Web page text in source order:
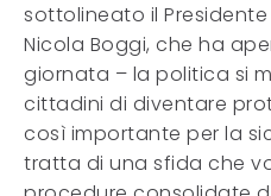
sottolineato il Presidente
Nicola Boggi, che ha
giornata – la politica si
cittadini di diventare
così importante per la
tratta di una sfida che